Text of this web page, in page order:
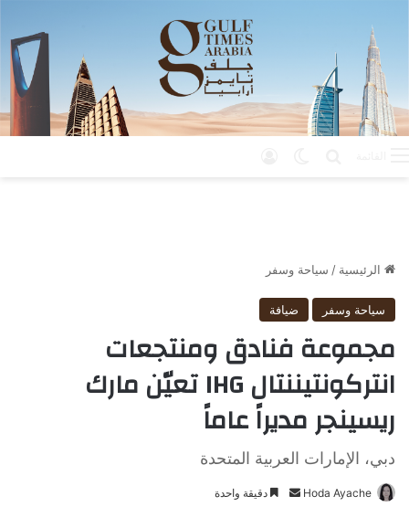
الرئيسية / سياحة وسفر
سياحة وسفر ضيافة
مجموعة فنادق ومنتجعات
انتركونتيننتال IHG تعيّن مارك
ريسينجر مديراً عاماً
دبي، الإمارات العربية المتحدة
Hoda Ayache دقيقة واحدة